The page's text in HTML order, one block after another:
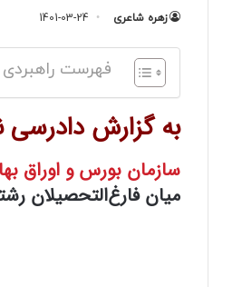
زهره شاعری 1401-03-24
فهرست راهبردی
به گزارش دادرسی
سازمان بورس و اوراق
میان فارغ‌التحصیلان